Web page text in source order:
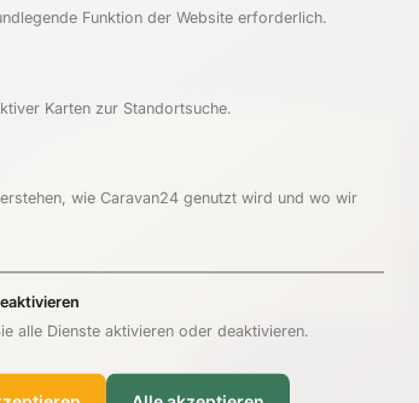
Funktion der Website erforderlich.
Karten zur Standortsuche.
wie Caravan24 genutzt wird und wo wir
alle Dienste aktivieren oder deaktivieren.